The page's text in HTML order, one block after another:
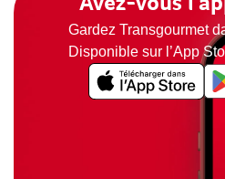
Gardez Transgourmet
Disponible sur l’App